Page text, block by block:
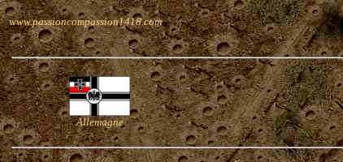
www.passioncompassion1418.com
Allemagne